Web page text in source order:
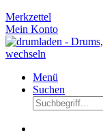
Merkzettel
Mein Konto
Menü
Suchen